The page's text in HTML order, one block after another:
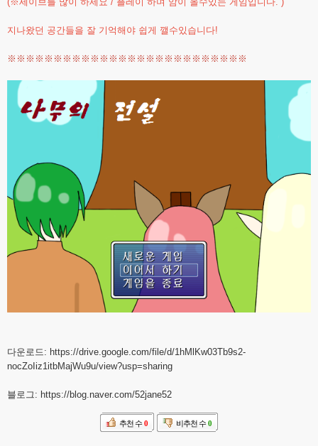
지나왔던 공간들을 잘 기억해야 쉽게 깰수있습니다!
※※※※※※※※※※※※※※※※※※※※※※※※※※
다운로드: https://drive.google.com/file/d/1hMlKw03Tb9s2-
nocZoIiz1itbMajWu9u/view?usp=sharing
블로그: https://blog.naver.com/52jane52
추천 수 0 비추천 수 0